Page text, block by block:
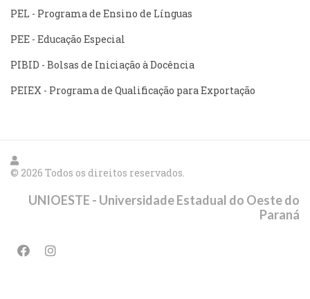
PEL - Programa de Ensino de Línguas
PEE - Educação Especial
PIBID - Bolsas de Iniciação à Docência
PEIEX - Programa de Qualificação para Exportação
© 2026 Todos os direitos reservados.
UNIOESTE - Universidade Estadual do Oeste do
Paraná